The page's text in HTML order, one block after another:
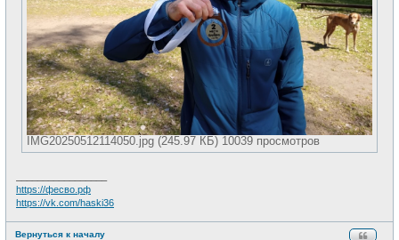
IMG20250512114050.jpg (245.97 КБ) 10039 просмотров
https://фесво.рф
https://vk.com/haski36
Вернуться к началу